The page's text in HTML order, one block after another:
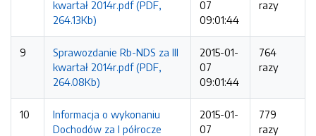
kwartał 2014r.pdf (PDF,
264.13Kb)
07
09:01:44
razy
9
Sprawozdanie Rb-NDS za III
kwartał 2014r.pdf (PDF,
264.08Kb)
2015-01-
07
09:01:44
764
razy
10
Informacja o wykonaniu
Dochodów za I półrocze
2015-01-
07
779
razy